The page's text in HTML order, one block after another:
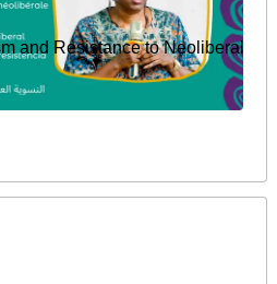
and Resistance to Neoliberal